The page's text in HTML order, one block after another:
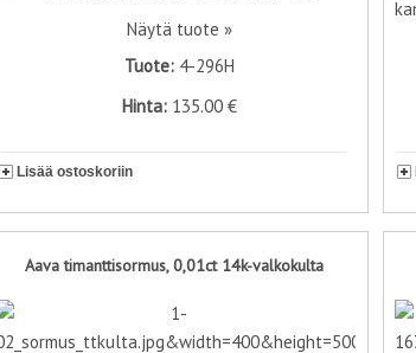
Näytä tuote »
Tuote: 4-296H
Hinta: 135.00 €
Lisää ostoskoriin
Aava timanttisormus, 0,01ct 14k-valkokulta